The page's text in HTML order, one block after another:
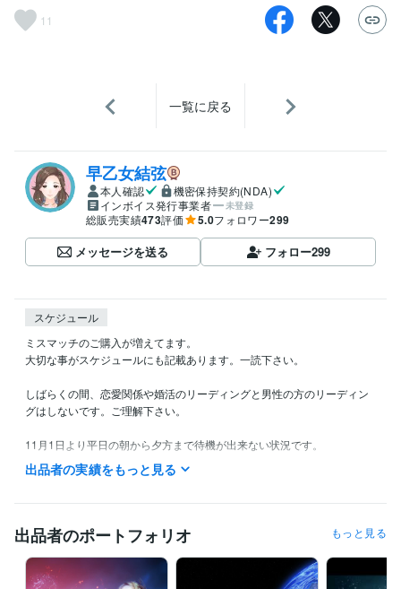
11
一覧に戻る
早乙女結弦
本人確認
機密保持契約(NDA)
インボイス発行事業者
未登録
総販売実績473評価 5.0フォロワー299
メッセージを送る フォロー299
スケジュール
ミスマッチのご購入が増えてます。
大切な事がスケジュールにも記載あります。一読下さい。
しばらくの間、恋愛関係や婚活のリーディングと男性の方のリーディン
グはしないです。ご理解下さい。
11月1日より平日の朝から夕方まで待機が出来ない状況です。
土日は出来うる限り待機します。
されるケースがあり困ってます。
お互いの為にならないので、短時間、クーポン利用、リーディングにつ
いての疑問堂々ある場合は、購入なさらずメッセージをいれて下さい。
ミスマッチをできる限り回避したいです。
出品者の実績をもっと見る
出品者のポートフォリオ もっと見る